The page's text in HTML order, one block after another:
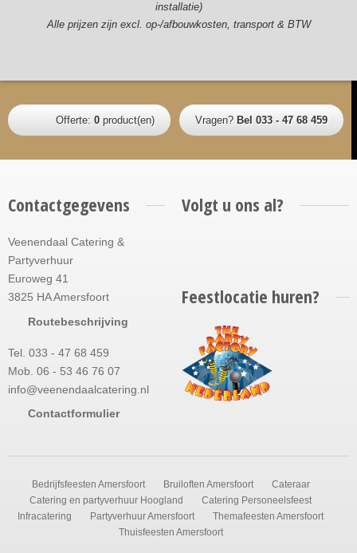
installatie)
Alle prijzen zijn excl. op-/afbouwkosten, transport & BTW
Offerte: 0 product(en) Vragen? Bel 033 - 47 68 459
Contactgegevens
Veenendaal Catering &
Partyverhuur
Euroweg 41
3825 HA Amersfoort
Routebeschrijving
Tel. 033 - 47 68 459
Mob. 06 - 53 46 76 07
info@veenendaalcatering.nl
Contactformulier
Volgt u ons al?
Feestlocatie huren?
Bedrijfsfeesten Amersfoort Bruiloften Amersfoort
Cateraar
Catering en partyverhuur Hoogland
Catering Personeelsfeest
Infracatering
Partyverhuur Amersfoort
Themafeesten Amersfoort
Thuisfeesten Amersfoort